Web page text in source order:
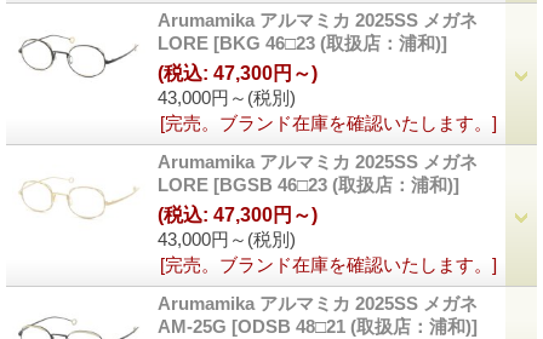
Arumamika アルマミカ 2025SS メガネ
LORE [BKG 46□23 (取扱店：浦和)]
43,000円～ (税別)
(税込: 47,300円～)
[完売。ブランド在庫を確認いたします。]
Arumamika アルマミカ 2025SS メガネ
LORE [BGSB 46□23 (取扱店：浦和)]
43,000円～ (税別)
(税込: 47,300円～)
[完売。ブランド在庫を確認いたします。]
Arumamika アルマミカ 2025SS メガネ
AM-25G [ODSB 48□21 (取扱店：浦和)]